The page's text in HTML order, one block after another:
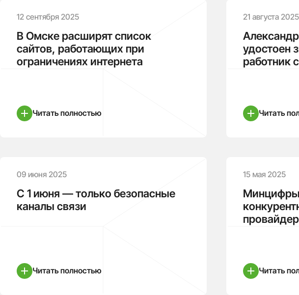
12 сентября 2025
В Омске расширят список
сайтов, работающих при
ограничениях интернета
Читать полностью
21 августа 2025
удостоен
работник
Читать
09 июня 2025
С 1 июня — только безопасные
каналы связи
Читать полностью
15 мая 2025
Минцифры
Читать